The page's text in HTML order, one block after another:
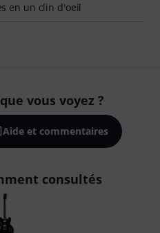
en un clin d'oeil
vous voyez ?
Aide et commentaires
consultés